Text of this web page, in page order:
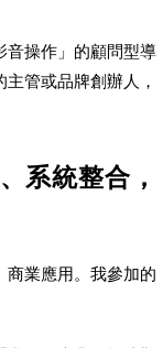
音操作」的顧問型導
管或品牌創辦人，
系統整合，
商業應用。我參加的